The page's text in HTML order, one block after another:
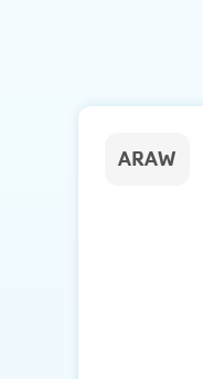
ARAW